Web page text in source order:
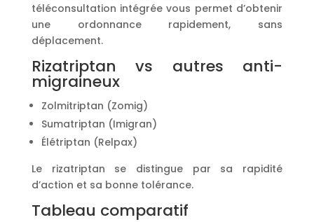
téléconsultation intégrée vous permet d’obtenir
une ordonnance rapidement, sans
déplacement.
Rizatriptan vs autres anti-
migraineux
Zolmitriptan (Zomig)
Sumatriptan (Imigran)
Élétriptan (Relpax)
Le rizatriptan se distingue par sa rapidité
d’action et sa bonne tolérance.
Tableau comparatif